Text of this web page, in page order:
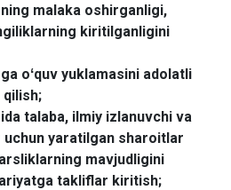
malaka oshirganligi,
kiritilganligini
oʻquv yuklamasini adolatli
talaba, ilmiy izlanuvchi va
yaratilgan sharoitlar
mavjudligini
takliflar kiritish;